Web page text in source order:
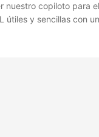
nuestro copiloto para
útiles y sencillas con